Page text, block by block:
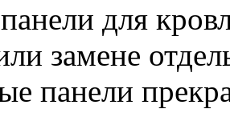
для
замене
панели